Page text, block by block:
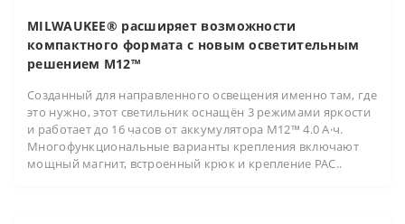
MILWAUKEE® расширяет возможности
компактного формата с новым осветительным
решением M12™
Созданный для направленного освещения именно там, где
это нужно, этот светильник оснащён 3 режимами яркости
и работает до 16 часов от аккумулятора M12™ 4.0 А·ч.
Многофункциональные варианты крепления включают
мощный магнит, встроенный крюк и крепление PAC..